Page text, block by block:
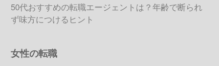
50代おすすめの転職エージェントは？年齢で断られ
ず味方につけるヒント
女性の転職